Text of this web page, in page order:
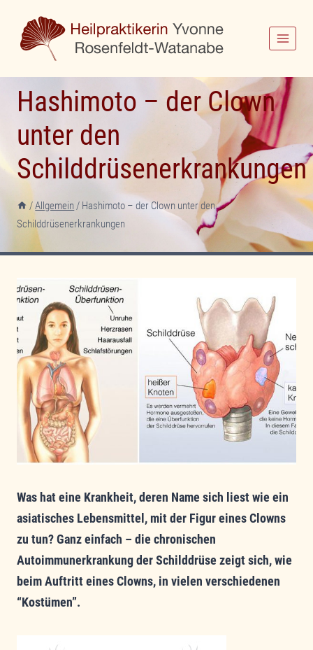
Inhalt
springen
Hashimoto – der Clown
unter den
Schilddrüsenerkrankungen
/Allgemein / Hashimoto – der Clown unter den
Schilddrüsenerkrankungen
Was hat eine Krankheit, deren Name sich liest wie ein
asiatisches Lebensmittel, mit der Figur eines Clowns
zu tun? Ganz einfach – die chronischen
Autoimmunerkrankung der Schilddrüse zeigt sich, wie
beim Auftritt eines Clowns, in vielen verschiedenen
“Kostümen”.